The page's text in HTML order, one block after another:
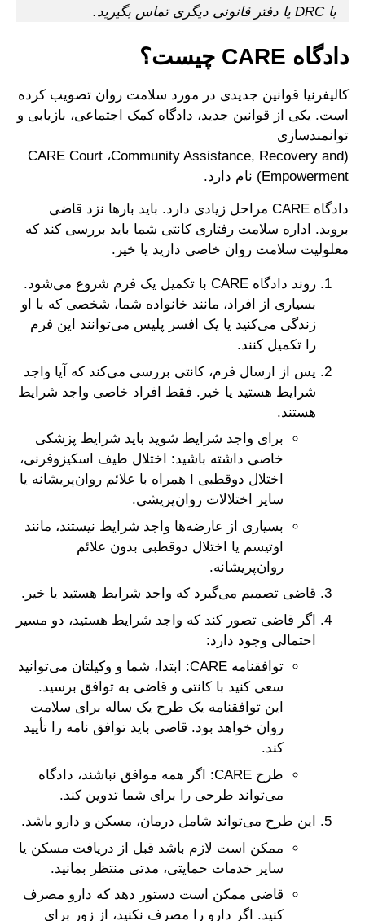
با DRC یا دفتر قانونی دیگری تماس بگیرید.
دادگاه CARE چیست؟
کالیفرنیا قوانین جدیدی در مورد سلامت روان تصویب کرده
است. یکی از قوانین جدید، دادگاه کمک اجتماعی، بازیابی و
توانمندسازی
(CARE Court ،Community Assistance, Recovery and
Empowerment) نام دارد.
دادگاه CARE مراحل زیادی دارد. باید بارها نزد قاضی
بروید. اداره سلامت رفتاری کانتی شما باید بررسی کند که
معلولیت سلامت روان خاصی دارید یا خیر.
روند دادگاه CARE با تکمیل یک فرم شروع می‌شود.
بسیاری از افراد، مانند خانواده شما، شخصی که با او
زندگی می‌کنید یا یک افسر پلیس می‌توانند این فرم
را تکمیل کنند.
پس از ارسال فرم، کانتی بررسی می‌کند که آیا واجد
شرایط هستید یا خیر. فقط افراد خاصی واجد شرایط
هستند.
برای واجد شرایط شوید باید شرایط پزشکی
خاصی داشته باشید: اختلال طیف اسکیزوفرنی،
اختلال دوقطبی I همراه با علائم روان‌پریشانه یا
سایر اختلالات روان‌پریشی.
بسیاری از عارضه‌ها واجد شرایط نیستند، مانند
اوتیسم یا اختلال دوقطبی بدون علائم
روان‌پریشانه.
قاضی تصمیم می‌گیرد که واجد شرایط هستید یا خیر.
اگر قاضی تصور کند که واجد شرایط هستید، دو مسیر
احتمالی وجود دارد:
توافقنامه CARE: ابتدا، شما و وکیلتان می‌توانید
سعی کنید با کانتی و قاضی به توافق برسید.
این توافقنامه یک طرح یک ساله برای سلامت
روان خواهد بود. قاضی باید توافق نامه را تأیید
کند.
طرح CARE: اگر همه موافق نباشند، دادگاه
می‌تواند طرحی را برای شما تدوین کند.
این طرح می‌تواند شامل درمان، مسکن و دارو باشد.
ممکن است لازم باشد قبل از دریافت مسکن یا
سایر خدمات حمایتی، مدتی منتظر بمانید.
قاضی ممکن است دستور دهد که دارو مصرف
کنید. اگر دارو را مصرف نکنید، از زور برای